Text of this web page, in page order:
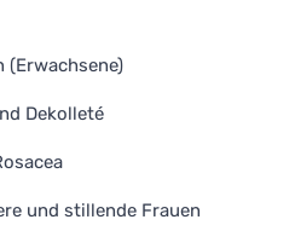
(Erwachsene)
Dekolleté
und stillende Frauen